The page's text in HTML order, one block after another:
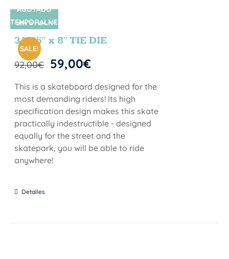
SIN STOCK
SALE!
AGOTADO
TEMPORALME
NTE
31.75″ x 8″ TIE DIE
92,00€ 59,00€
This is a skateboard designed for the
most demanding riders! Its high
specification design makes this skate
practically indestructible - designed
equally for the street and the
skatepark, you will be able to ride
anywhere!
Detalles